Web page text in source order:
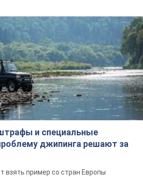
и специальные
джипинга решают за
взять пример со стран Европы